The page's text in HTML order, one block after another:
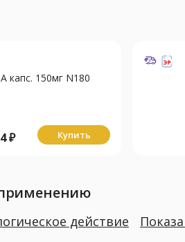
капс. 150мг N180
₽ Купить
действие